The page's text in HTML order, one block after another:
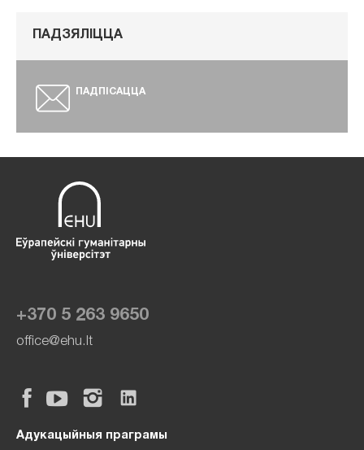
ПАДЗЯЛІЦЦА
ПАДПІСАЦЦА
+370 5 263 9650
office@ehu.lt
Адукацыйныя праграмы